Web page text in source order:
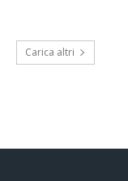
Carica altri